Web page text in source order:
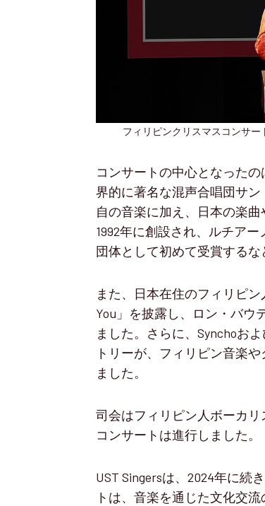
フィリピンクリスマスコンサ
コンサートの中心となった
界的に著名な混声合唱団サ
自の音楽に加え、日本の楽
1992年に創設され、ルチア
団体として初めて受賞するな
また、日本在住のフィリピ
You」を披露し、ロン・バウ
ました。さらに、Synchoお
トリーが、フィリピン音楽
ました。
司会はフィリピン人ボーカ
コンサートは進行しました。
UST Singersは、2024年に続
トは、音楽を通じた文化交